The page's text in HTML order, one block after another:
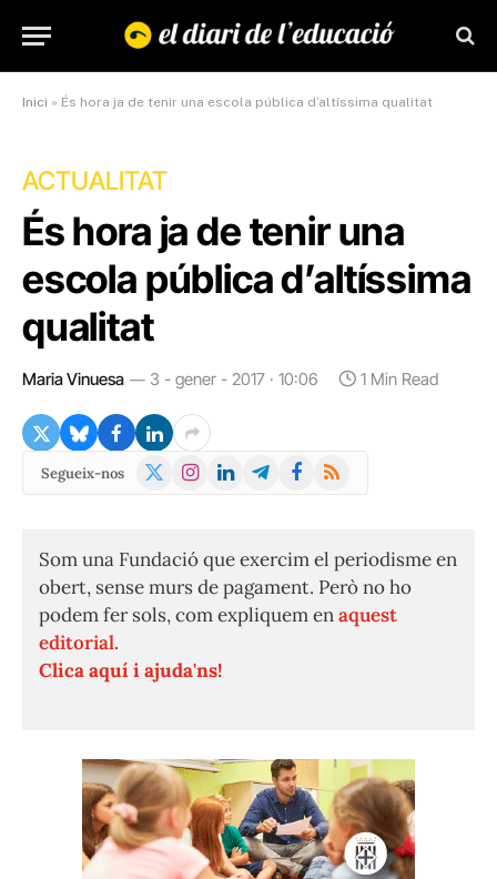
Inici » És hora ja de tenir una escola pública d’altíssima qualitat
ACTUALITAT
És hora ja de tenir una
escola pública d’altíssima
qualitat
Maria Vinuesa 3 - gener - 2017 · 10:06 1 Min Read
Segueix-nos
X
Instagram
LinkedInTelegramFacebook
RSS
Som una Fundació que exercim el periodisme en
obert, sense murs de pagament. Però no ho
podem fer sols, com expliquem enaquest
editorial.
Clica aquí i ajuda'ns!